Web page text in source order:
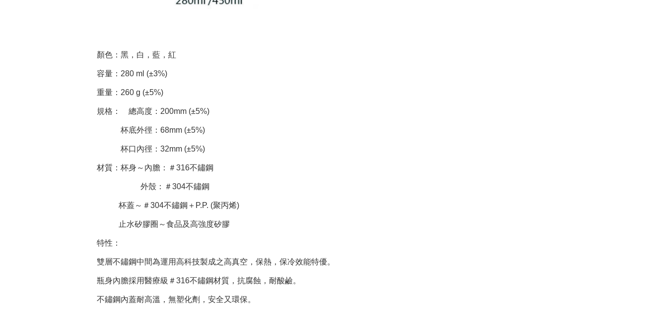
顏色：黑，白，藍，紅
容量：280 ml (±3%)
重量：260 g (±5%)
規格： 總高度：200mm (±5%)
杯底外徑：68mm (±5%)
杯口內徑：32mm (±5%)
材質：杯身～內膽：＃316不鏽鋼
外殼：＃304不鏽鋼
杯蓋～＃304不鏽鋼＋P.P. (聚丙烯)
止水矽膠圈～食品及高強度矽膠
特性：
雙層不鏽鋼中間為運用高科技製成之高真空，保熱，保冷效能特優。
瓶身內膽採用醫療級＃316不鏽鋼材質，抗腐蝕，耐酸鹼。
不鏽鋼內蓋耐高溫，無塑化劑，安全又環保。